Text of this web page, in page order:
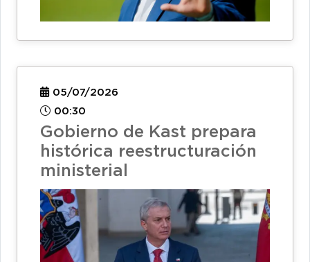
05/07/2026
00:30
Gobierno de Kast prepara
histórica reestructuración
ministerial